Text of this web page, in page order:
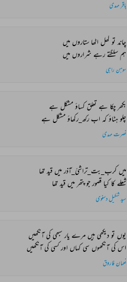
باقر مہدی
چاند تو کھل اٹھا ستاروں میں
ہم سلگتے رہے شراروں میں
سوہن راہی
بکھر چکا ہے تعلق کساؤ مشکل ہے
چلو ہٹاؤ کہ اب رکھ_رکھاؤ مشکل ہے
نصرت مہدی
میں کرب_بت_تراشیٔ_آذر میں قید تھا
شعلے کا کیا قصور جو پتھر میں قید تھا
سید شکیل دسنوی
یوں تو دیکھی ہیں مرے یار سبھی کی آنکھیں
اس کی آنکھوں سی کہاں اور کسی کی آنکھیں
نعمان فاروق